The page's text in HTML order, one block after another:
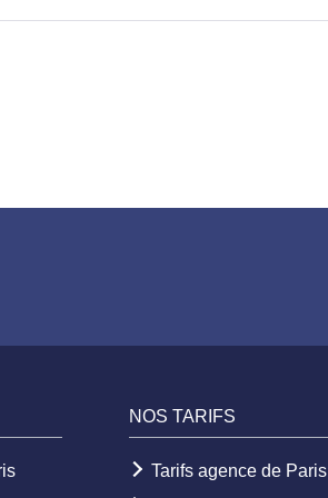
NOS TARIFS
Tarifs agence de Paris